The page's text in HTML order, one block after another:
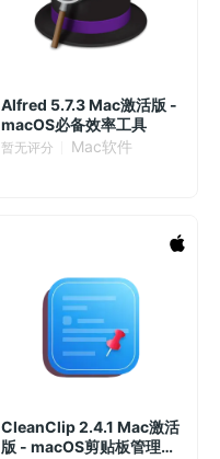
Alfred 5.7.3 Mac激活版 -
macOS必备效率工具
暂无评分 Mac软件
CleanClip 2.4.1 Mac激活
版 - macOS剪贴板管理工